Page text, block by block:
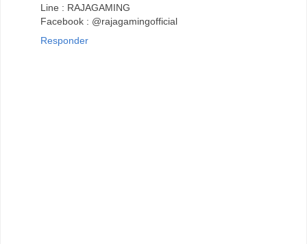
Line : RAJAGAMING
Facebook : @rajagamingofficial
Responder